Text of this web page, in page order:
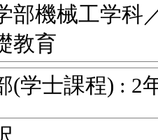
部機械工学科
教育
(学士課程) : 2